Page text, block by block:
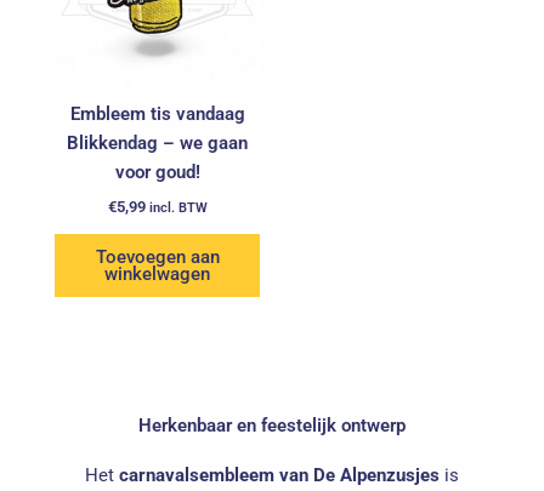
Embleem tis vandaag
Blikkendag – we gaan
voor goud!
€5,99 incl. BTW
Toevoegen aan
winkelwagen
Herkenbaar en feestelijk ontwerp
Het carnavalsembleem van De Alpenzusjes is